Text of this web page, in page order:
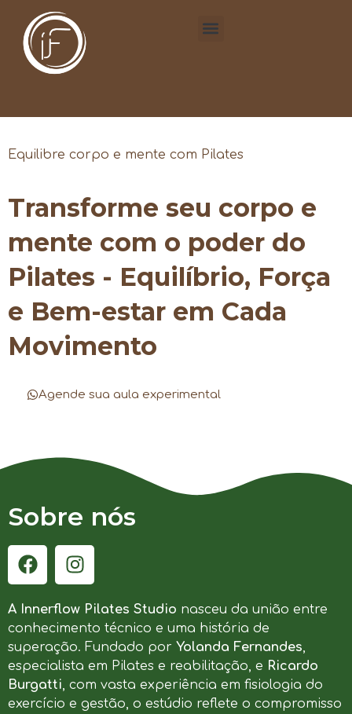
Equilibre corpo e mente com Pilates
Transforme seu corpo e
mente com o poder do
Pilates - Equilíbrio, Força
e Bem-estar em Cada
Movimento
Agende sua aula experimental
Sobre nós
A Innerflow Pilates Studio nasceu da união entre
conhecimento técnico e uma história de
superação. Fundado por Yolanda Fernandes,
especialista em Pilates e reabilitação, e Ricardo
Burgatti, com vasta experiência em fisiologia do
exercício e gestão, o estúdio reflete o compromisso